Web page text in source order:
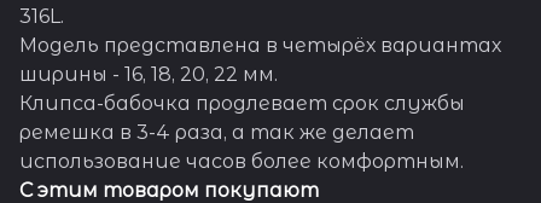
316L.
Модель представлена в четырёх вариантах
ширины - 16, 18, 20, 22 мм.
Клипса-бабочка продлевает срок службы
ремешка в 3-4 раза, а так же делает
использование часов более комфортным.
С этим товаром покупают